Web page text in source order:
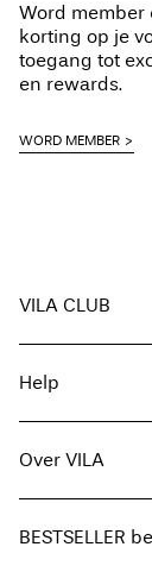
Word member
korting op je
toegang tot
en rewards.
WORD MEMBER
VILA CLUB
Word member
Mijn account
Bestelling volgen
Help
Hier Retourneren
Leveringsopties
Maattabel
Over VILA
Zoek je winkel
BESTSELLER